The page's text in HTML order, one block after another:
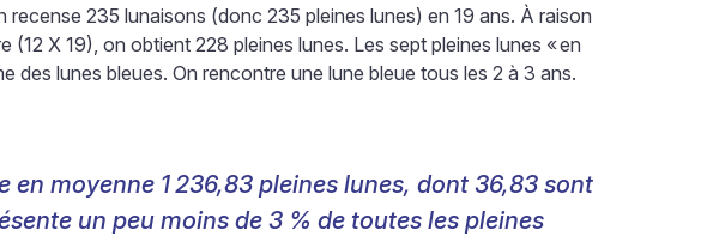
recense 235 lunaisons (donc 235 pleines lunes) en 19 ans. À raison
(12 X 19), on obtient 228 pleines lunes. Les sept pleines lunes «en
des lunes bleues. On rencontre une lune bleue tous les 2 à 3 ans.
en moyenne 1236,83 pleines lunes, dont 36,83 sont
un peu moins de 3 % de toutes les pleines